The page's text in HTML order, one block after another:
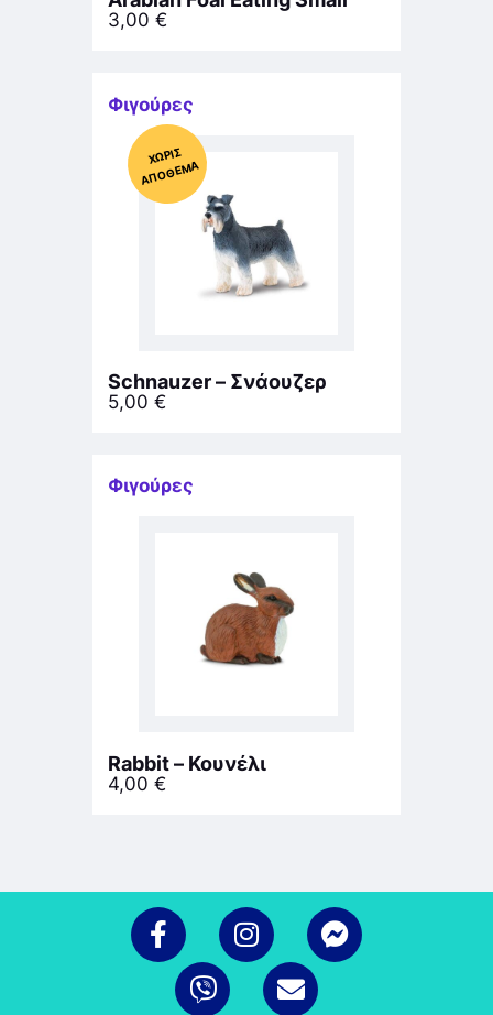
3,00 €
Φιγούρες
Χ
ΩΡΊΣ
Α
Π
Ό
ΘΕ
ΜΑ
Schnauzer – Σνάουζερ
5,00 €
Φιγούρες
Rabbit – Κουνέλι
4,00 €